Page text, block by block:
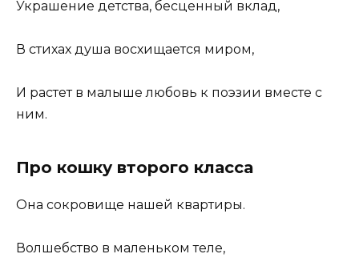
Украшение детства, бесценный вклад,
В стихах душа восхищается миром,
И растет в малыше любовь к поэзии вместе с
ним.
Про кошку второго класса
Она сокровище нашей квартиры.
Волшебство в маленьком теле,